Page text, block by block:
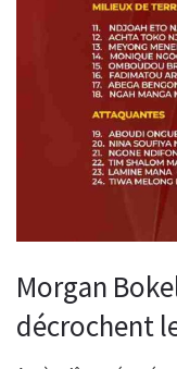
Morgan
décrochent